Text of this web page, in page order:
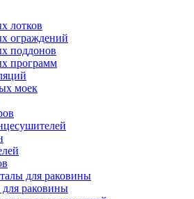
лотков
ограждений
поддонов
программ
моек
для раковины
раковины